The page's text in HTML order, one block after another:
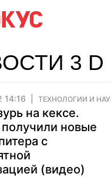
3 D
14:16 ТЕХНОЛОГИИ И
на кексе.
новые
с
(видео)